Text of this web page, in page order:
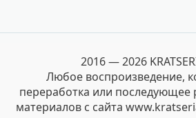
2016 — 2026
Любое воспроизведение,
переработка или последующее
материалов с сайта